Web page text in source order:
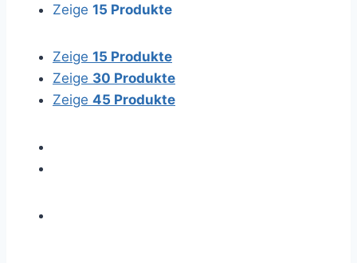
Zeige 15 Produkte
Zeige 15 Produkte
Zeige 30 Produkte
Zeige 45 Produkte